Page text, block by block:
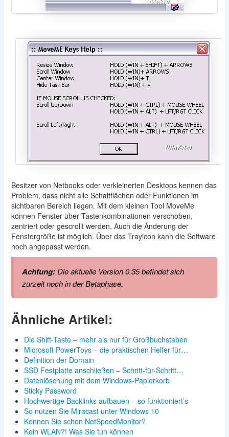
Besitzer von Netbooks oder verkleinerten Desktops kennen das
Problem, dass nicht alle Schaltflächen oder Funktionen im
sichtbaren Bereich liegen. Mit dem kleinen Tool MoveMe
können Fenster über Tastenkombinationen verschoben,
zentriert oder gescrollt werden. Auch die Änderung der
Fenstergröße ist möglich. Über das Trayicon kann die Software
noch angepasst werden.
Achtung:Die aktuelle Version 0.35 befindet sich
zurzeit noch in der Betaphase.
Ähnliche Artikel:
Die Shift-Taste – mehr als nur für Großbuchstaben
Microsoft PowerToys – die praktischen Helfer für…
Definition der Domain
SSD Festplatte anschließen – Schritt-für-Schritt…
Datenlöschung mit dem Windows-Papierkorb
Sticky Password
Hochwertige Backlinks aufbauen – so funktioniert’s
So nutzen Sie Miracast unter Windows 10
Kennen Sie schon NetSpeedMonitor?
Kein WLAN?! Was Sie tun können